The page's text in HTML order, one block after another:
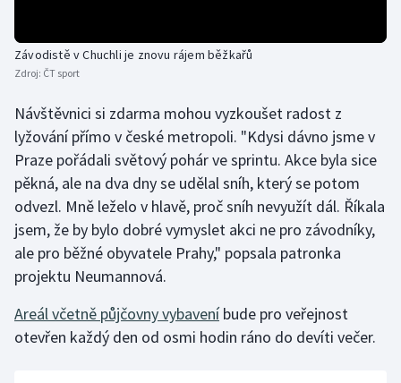
Gymnastika
Házená
Jezdectví
Judo
Krasobruslení
Lezení
Lyže a snowboard
Závodistě v Chuchli je znovu rájem běžkařů
Zdroj: ČT sport
Návštěvnici si zdarma mohou vyzkoušet radost z
lyžování přímo v české metropoli. "Kdysi dávno jsme v
Praze pořádali světový pohár ve sprintu. Akce byla sice
pěkná, ale na dva dny se udělal sníh, který se potom
odvezl. Mně leželo v hlavě, proč sníh nevyužít dál. Říkala
jsem, že by bylo dobré vymyslet akci ne pro závodníky,
ale pro běžné obyvatele Prahy," popsala patronka
projektu Neumannová.
Areál včetně půjčovny vybaveníbude pro veřejnost
otevřen každý den od osmi hodin ráno do devíti večer.